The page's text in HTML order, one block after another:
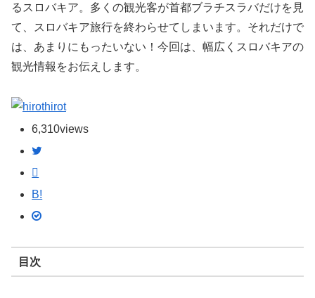
るスロバキア。多くの観光客が首都ブラチスラバだけを見
て、スロバキア旅行を終わらせてしまいます。それだけで
は、あまりにもったいない！今回は、幅広くスロバキアの
観光情報をお伝えします。
hirot
6,310views
B!
目次